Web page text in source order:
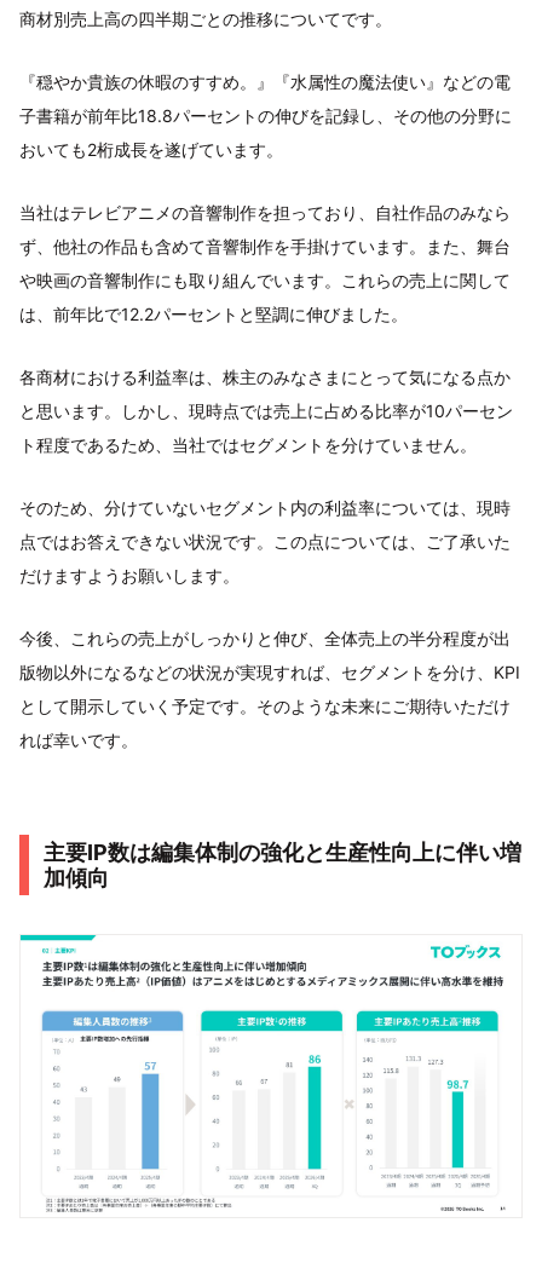
商材別売上高の四半期ごとの推移についてです。
『穏やか貴族の休暇のすすめ。』『水属性の魔法使い』などの電
子書籍が前年比18.8パーセントの伸びを記録し、その他の分野に
おいても2桁成長を遂げています。
当社はテレビアニメの音響制作を担っており、自社作品のみなら
ず、他社の作品も含めて音響制作を手掛けています。また、舞台
や映画の音響制作にも取り組んでいます。これらの売上に関して
は、前年比で12.2パーセントと堅調に伸びました。
各商材における利益率は、株主のみなさまにとって気になる点か
と思います。しかし、現時点では売上に占める比率が10パーセン
ト程度であるため、当社ではセグメントを分けていません。
そのため、分けていないセグメント内の利益率については、現時
点ではお答えできない状況です。この点については、ご了承いた
だけますようお願いします。
今後、これらの売上がしっかりと伸び、全体売上の半分程度が出
版物以外になるなどの状況が実現すれば、セグメントを分け、KPI
として開示していく予定です。そのような未来にご期待いただけ
れば幸いです。
主要IP数は編集体制の強化と生産性向上に伴い増
加傾向